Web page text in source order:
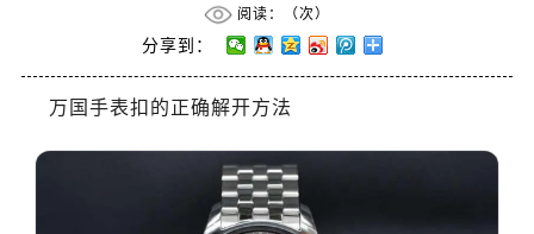
阅读：（次）
分享到：
万国手表扣的正确解开方法